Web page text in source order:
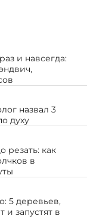
и навсегда:
назвал 3
духу
резать: как
в
5 деревьев,
и запустят в